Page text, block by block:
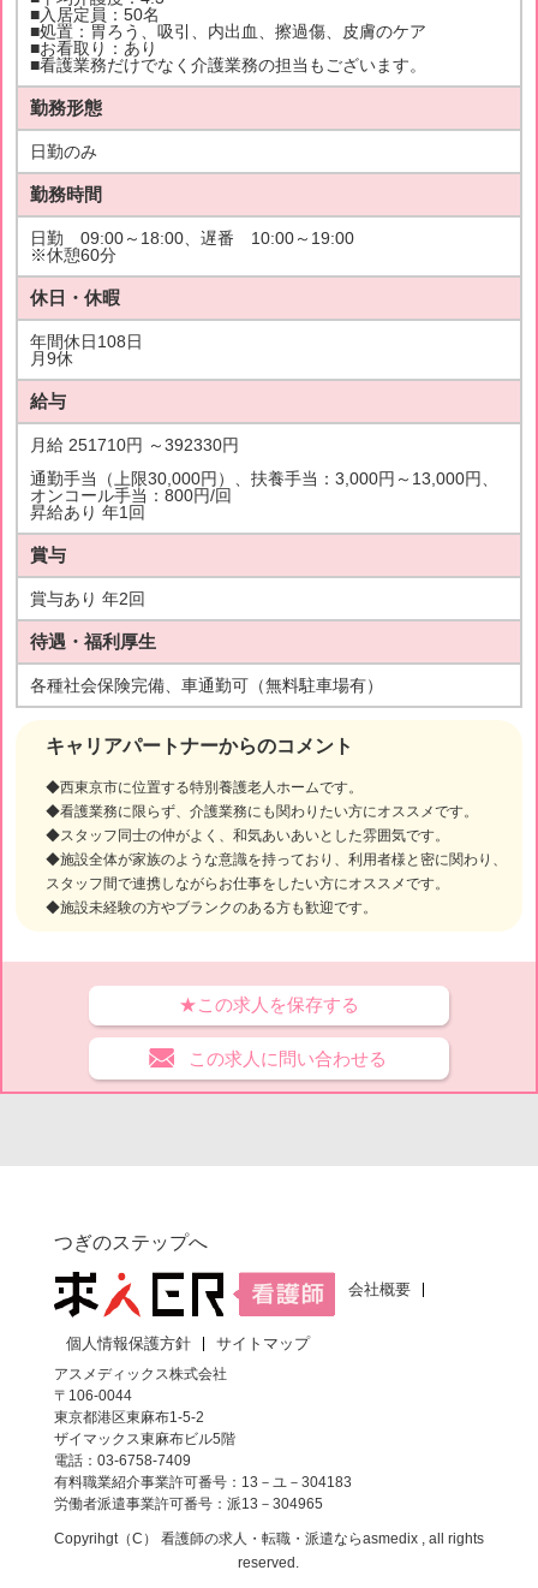
キャリアパートナーからのコメント
◆西東京市に位置する特別養護老人ホームです。
◆看護業務に限らず、介護業務にも関わりたい方にオススメです。
◆スタッフ同士の仲がよく、和気あいあいとした雰囲気です。
◆施設全体が家族のような意識を持っており、利用者様と密に関わり、
スタッフ間で連携しながらお仕事をしたい方にオススメです。
◆施設未経験の方やブランクのある方も歓迎です。
■入居定員：50名
■処置：胃ろう、吸引、内出血、擦過傷、皮膚のケア
■お看取り：あり
■看護業務だけでなく介護業務の担当もございます。
勤務形態
日勤のみ
勤務時間
日勤 09:00～18:00、遅番 10:00～19:00
※休憩60分
休日・休暇
年間休日108日
月9休
給与
月給 251710円 ～392330円
通勤手当（上限30,000円）、扶養手当：3,000円～13,000円、
オンコール手当：800円/回
昇給あり 年1回
賞与
賞与あり 年2回
待遇・福利厚生
各種社会保険完備、車通勤可（無料駐車場有）
★この求人を保存する
この求人に問い合わせる
つぎのステップへ
会社概要
個人情報保護方針
サイトマップ
アスメディックス株式会社
〒106-0044
東京都港区東麻布1-5-2
ザイマックス東麻布ビル5階
電話：03-6758-7409
有料職業紹介事業許可番号：13－ユ－304183
労働者派遣事業許可番号：派13－304965
Copyrihgt（C） 看護師の求人・転職・派遣ならasmedix , all rights
reserved.